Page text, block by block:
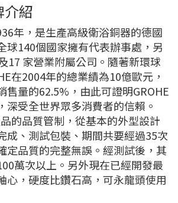
介紹
年，是生產高級衛浴銅器的德國
球140個國家擁有代表辦事處，另
17 家營業附屬公司。隨著新環球
在2004年的總業績為10億歐元，
售量的62.5%，由此可證明GROHE
深受全世界眾多消費者的信賴。
的品質管制，從基本的外型設計
成、測試包裝、期間共要經過35次
定品質的完整無誤。經測試後，其
萬次以上。另外現在已經開發最
心，硬度比鑽石高，可永龍頭使用